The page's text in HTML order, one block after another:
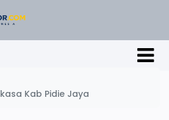
Kab Pidie Jaya